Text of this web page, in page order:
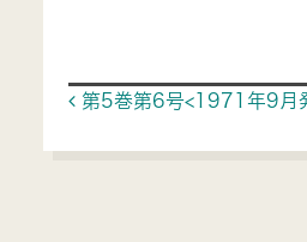
Post
第5巻第6号<1971年9月